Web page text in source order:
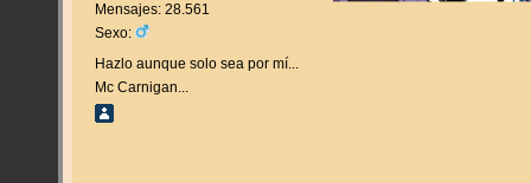
Mensajes: 28.561
Sexo:
Hazlo aunque solo sea por mí...
Mc Carnigan...